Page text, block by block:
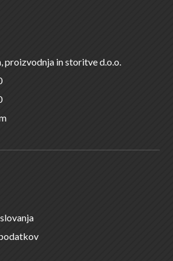
proizvodnja in storitve d.o.o.